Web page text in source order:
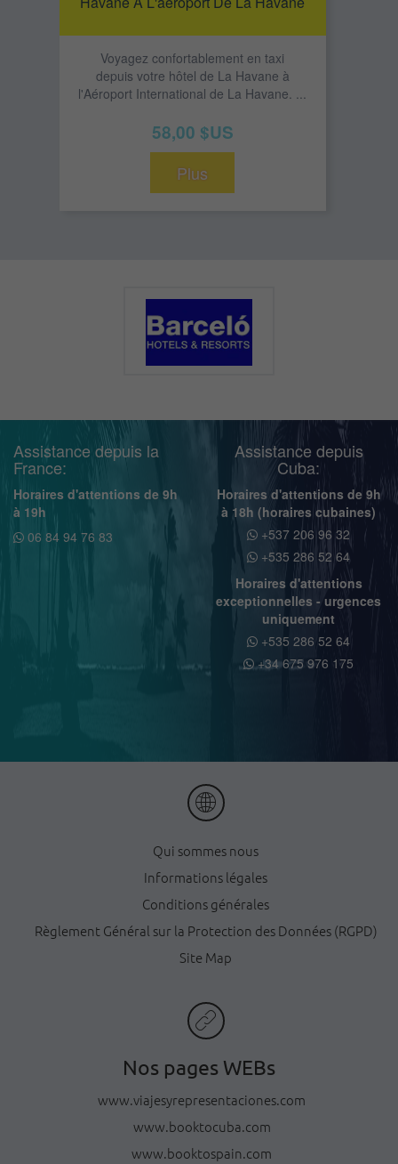
Voyagez confortablement en taxi
depuis votre hôtel de La Havane à
l'Aéroport International de La Havane. ...
58,00 $US
Plus
Assistance depuis la
France:
Horaires d'attentions de 9h
à 19h
06 84 94 76 83
Assistance depuis
Cuba:
Horaires d'attentions de 9h
à 18h (horaires cubaines)
+537 206 96 32
+535 286 52 64
Horaires d'attentions
exceptionnelles - urgences
uniquement
+535 286 52 64
+34 675 976 175
Qui sommes nous
Informations légales
Conditions générales
Règlement Général sur la Protection des Données (RGPD)
Site Map
Nos pages WEBs
www.viajesyrepresentaciones.com
www.booktocuba.com
www.booktospain.com